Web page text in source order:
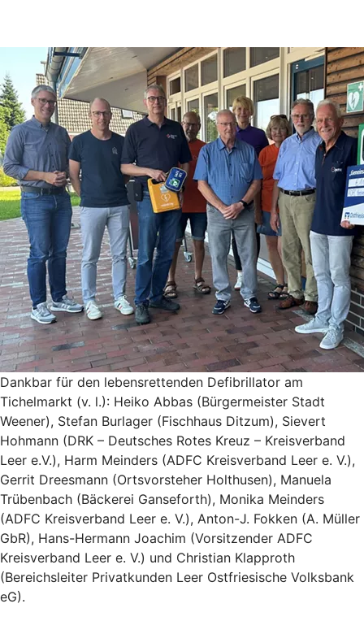
Dankbar für den lebensrettenden Defibrillator am
Tichelmarkt (v. l.): Heiko Abbas (Bürgermeister Stadt
Weener), Stefan Burlager (Fischhaus Ditzum), Sievert
Hohmann (DRK – Deutsches Rotes Kreuz – Kreisverband
Leer e.V.), Harm Meinders (ADFC Kreisverband Leer e. V.),
Gerrit Dreesmann (Ortsvorsteher Holthusen), Manuela
Trübenbach (Bäckerei Ganseforth), Monika Meinders
(ADFC Kreisverband Leer e. V.), Anton-J. Fokken (A. Müller
GbR), Hans-Hermann Joachim (Vorsitzender ADFC
Kreisverband Leer e. V.) und Christian Klapproth
(Bereichsleiter Privatkunden Leer Ostfriesische Volksbank
eG).